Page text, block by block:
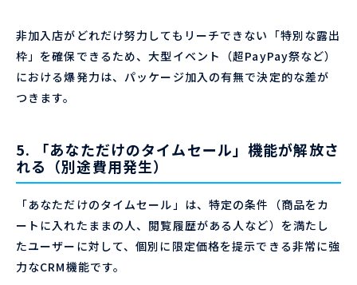
非加入店がどれだけ努力してもリーチできない「特別な露出
枠」を確保できるため、大型イベント（超PayPay祭など）
における爆発力は、パッケージ加入の有無で決定的な差が
つきます。
5. 「あなただけのタイムセール」機能が解放さ
れる（別途費用発生）
「あなただけのタイムセール」は、特定の条件（商品をカ
ートに入れたままの人、閲覧履歴がある人など）を満たし
たユーザーに対して、個別に限定価格を提示できる非常に強
力なCRM機能です。